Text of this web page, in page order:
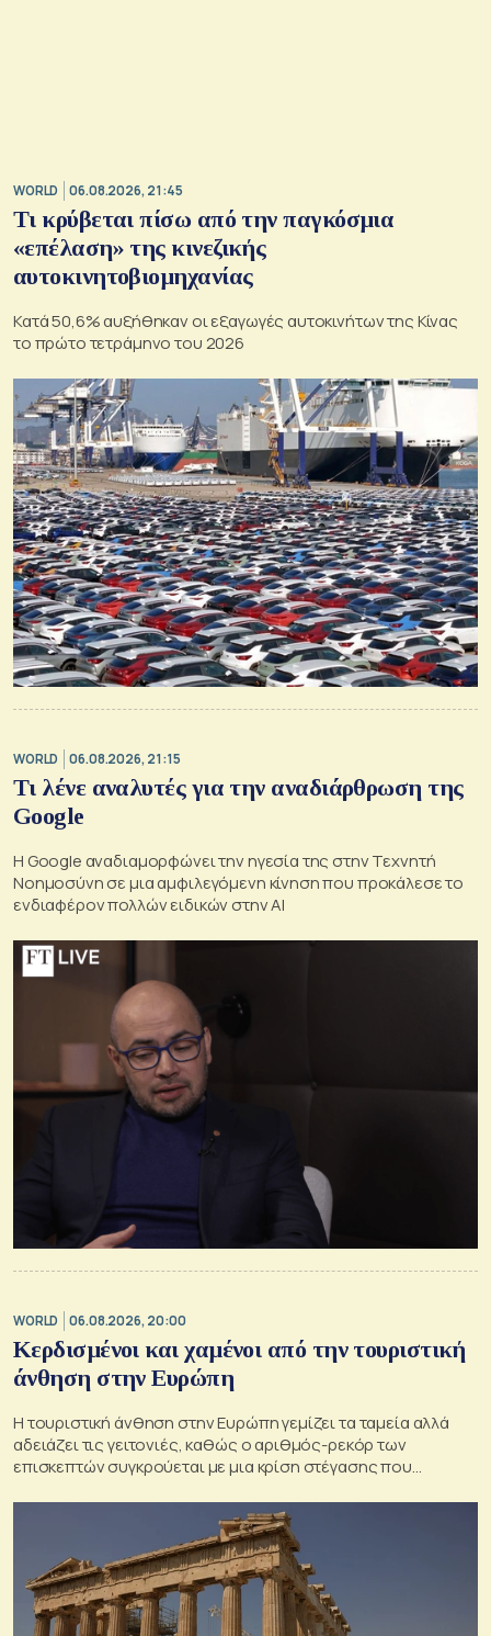
WORLD 06.08.2026, 21:45
Τι κρύβεται πίσω από την παγκόσμια
«επέλαση» της κινεζικής
αυτοκινητοβιομηχανίας
Κατά 50,6% αυξήθηκαν οι εξαγωγές αυτοκινήτων της Κίνας
το πρώτο τετράμηνο του 2026
WORLD 06.08.2026, 21:15
Τι λένε αναλυτές για την αναδιάρθρωση της
Google
Η Google αναδιαμορφώνει την ηγεσία της στην Τεχνητή
Νοημοσύνη σε μια αμφιλεγόμενη κίνηση που προκάλεσε το
ενδιαφέρον πολλών ειδικών στην ΑΙ
WORLD 06.08.2026, 20:00
Κερδισμένοι και χαμένοι από την τουριστική
άνθηση στην Ευρώπη
Η τουριστική άνθηση στην Ευρώπη γεμίζει τα ταμεία αλλά
αδειάζει τις γειτονιές, καθώς ο αριθμός-ρεκόρ των
επισκεπτών συγκρούεται με μια κρίση στέγασης που